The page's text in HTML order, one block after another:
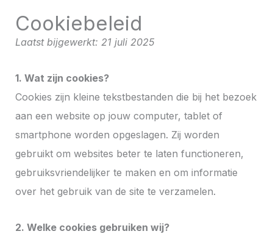
Cookiebeleid
Laatst bijgewerkt: 21 juli 2025
1. Wat zijn cookies?
Cookies zijn kleine tekstbestanden die bij het bezoek
aan een website op jouw computer, tablet of
smartphone worden opgeslagen. Zij worden
gebruikt om websites beter te laten functioneren,
gebruiksvriendelijker te maken en om informatie
over het gebruik van de site te verzamelen.
2. Welke cookies gebruiken wij?